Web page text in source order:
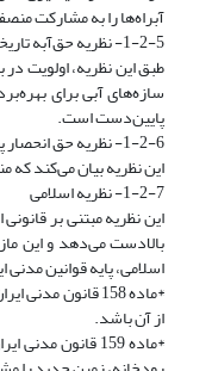
آبراه‌ها را به مشارکت
1-2-5- نظریه حق‌آبه تاریخی
طبق این نظریه، اولویت
سازه‌های آبی برای
پایین‌دست است.
1-2-6- نظریه حق انحصار پتانسیل انرژی آب
این نظریه بیان می‌کند
1-2-7- نظریه اسلامی
این نظریه مبتنی بر
بالادست می‌دهد و این
اسلامی، پایه قوانین
*ماده 158
از آن باشد.
*ماده 159